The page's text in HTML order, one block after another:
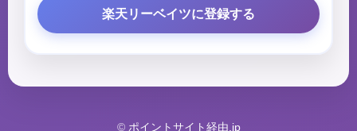
楽天リーベイツに登録する
© ポイントサイト経由.jp